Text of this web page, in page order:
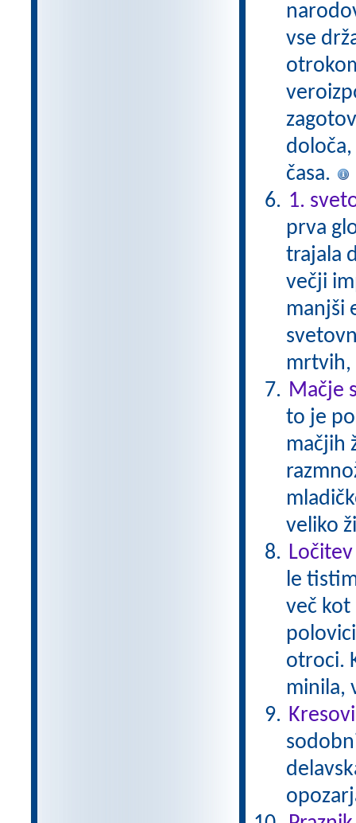
vse
časa.
1.
prva
trajala
večji
manjši
mrtvih,
Mačje
to je
mačjih
veliko
Ločitev
le
več kot
otroci.
minila,
Kresovi